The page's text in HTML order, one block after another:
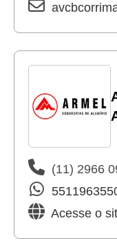
(11) 2966
Acesse o